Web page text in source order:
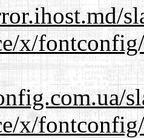
x/
x/